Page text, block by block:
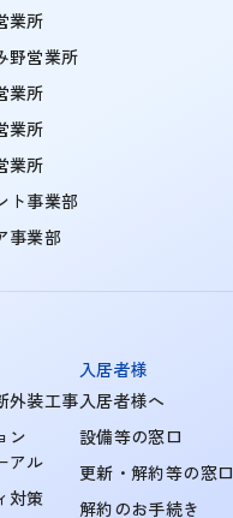
業所
野営業所
業所
業所
業所
ト事業部
事業部
外装工事
ン
アル
対策
入居者様
入居者様へ
設備等の窓口
更新・解約等の窓口
解約のお手続き